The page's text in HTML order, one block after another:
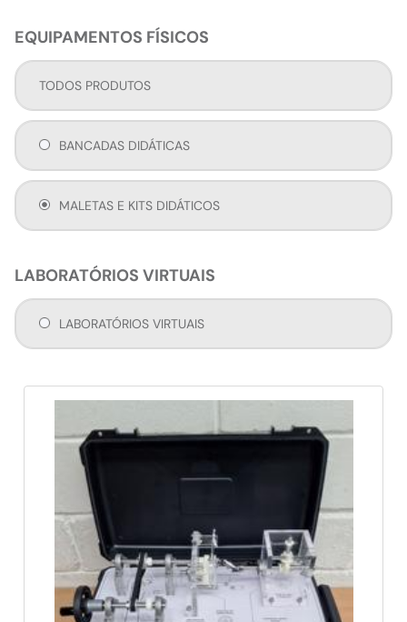
EQUIPAMENTOS FÍSICOS
TODOS PRODUTOS
BANCADAS DIDÁTICAS
MALETAS E KITS DIDÁTICOS
LABORATÓRIOS VIRTUAIS
LABORATÓRIOS VIRTUAIS